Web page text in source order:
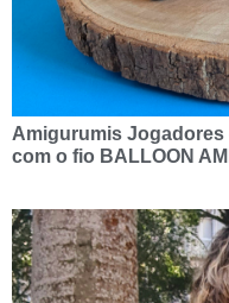
Amigurumis Jogadores
com o fio BALLOON